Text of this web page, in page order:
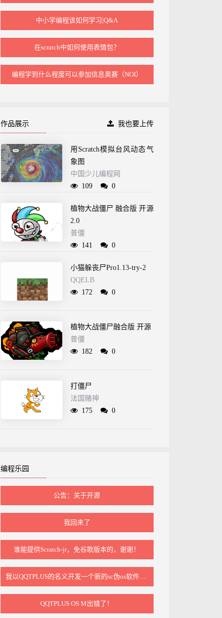
中小学编程该如何学习|Q&A
在scratch中如何使用表情包？
编程学到什么程度可以参加信息奥赛（NOI）
作品展示 我也要上传
用Scratch模拟台风动态气
象图
中国少儿编程网
109
0
植物大战僵尸 融合版 开源
2.0
普僵
141
0
小猫躲丧尸Pro1.13-try-2
QQELB
172
0
植物大战僵尸融合版 开源
普僵
182
0
打僵尸
法国赌神
175
0
编程乐园
公告：关于开源
我回来了
谁能提供Scratch‑jr，免谷歌版本的，谢谢！
我以QQTPLUS的名义开发一个新的sc伪os软件标准
QQTPLUS OS M出错了！